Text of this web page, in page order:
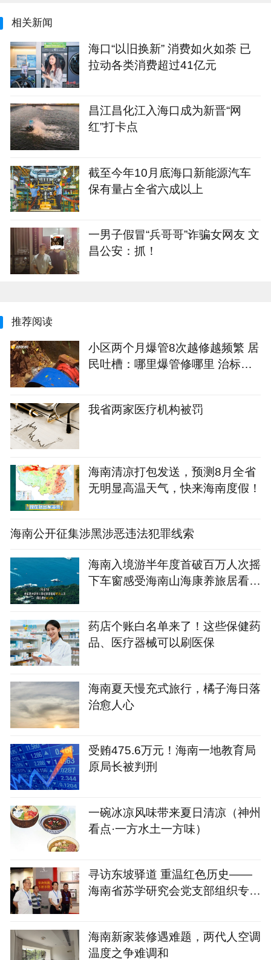
相关新闻
海口“以旧换新” 消费如火如荼 已
拉动各类消费超过41亿元
昌江昌化江入海口成为新晋“网
红”打卡点
截至今年10月底海口新能源汽车
保有量占全省六成以上
一男子假冒“兵哥哥”诈骗女网友 文
昌公安：抓！
推荐阅读
小区两个月爆管8次越修越频繁 居
民吐槽：哪里爆管修哪里 治标不
我省两家医疗机构被罚
海南清凉打包发送，预测8月全省
无明显高温天气，快来海南度假！
海南公开征集涉黑涉恶违法犯罪线索
海南入境游半年度首破百万人次摇
下车窗感受海南山海康养旅居看海
药店个账白名单来了！这些保健药
品、医疗器械可以刷医保
海南夏天慢充式旅行，橘子海日落
治愈人心
受贿475.6万元！海南一地教育局
原局长被判刑
一碗冰凉风味带来夏日清凉（神州
看点·一方水土一方味）
寻访东坡驿道 重温红色历史——
海南省苏学研究会党支部组织专家
海南新家装修遇难题，两代人空调
温度之争难调和